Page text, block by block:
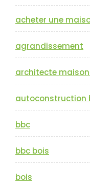
acheter une
agrandissement
architecte
autoconstruction
bbc
bbc bois
bois